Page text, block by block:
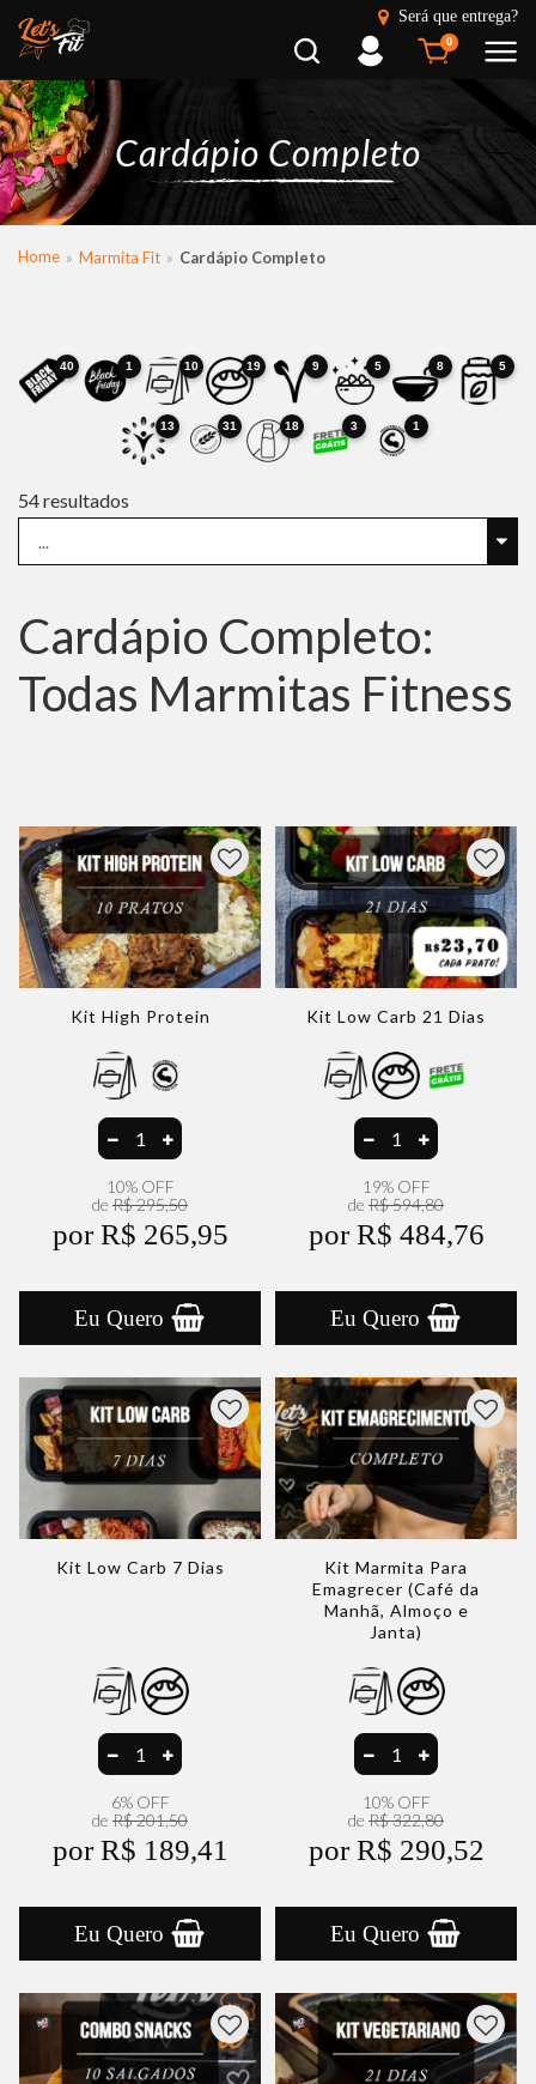
Será que entrega?
Busca Entrar 0
Cardápio Completo
Home Marmita Fit Cardápio Completo
40 1 10 19 9 5 8 5
13 31 18 3 1
54resultados
Cardápio Completo:
Todas Marmitas Fitness
Kit High Protein
10% OFF
de R$ 295,50
por R$ 265,95
Eu Quero
Kit Low Carb 21 Dias
19% OFF
de R$ 594,80
por R$ 484,76
Eu Quero
Kit Low Carb 7 Dias
6% OFF
de R$ 201,50
por R$ 189,41
Eu Quero
Kit Marmita Para
Emagrecer (Café da
Manhã, Almoço e
Janta)
10% OFF
de R$ 322,80
por R$ 290,52
Eu Quero